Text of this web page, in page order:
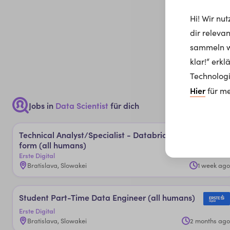
Jobs in Data Scientist für dich
Tech­ni­cal Ana­lys­t/­Spe­cia­lis­t - Da­tab­ricks ­Plat­
for­m (al­l hu­man­s)
Erste Digital
Bratislava, Slowakei 1 week ago
Stu­den­t Par­t-­Ti­me Da­ta­ En­gi­nee­r (al­l hu­man­s)
Erste Digital
Bratislava, Slowakei 2 months ago
Hi! Wir
dir
sammeln
klar!“
Hierfür